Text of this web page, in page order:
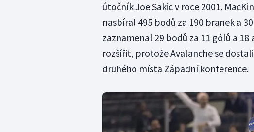
útočník Joe Sakic v roce 2001.
nasbíral 495 bodů za 190 branek a
zaznamenal 29 bodů za 11 gólů a
rozšířit, protože Avalanche se
druhého místa Západní konference.